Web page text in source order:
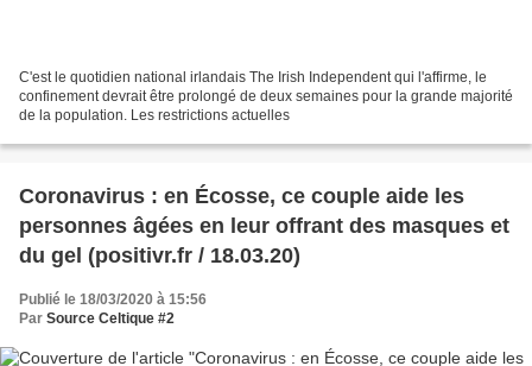
C'est le quotidien national irlandais The Irish Independent qui l'affirme, le
confinement devrait être prolongé de deux semaines pour la grande majorité
de la population. Les restrictions actuelles
Coronavirus : en Écosse, ce couple aide les
personnes âgées en leur offrant des masques et
du gel (positivr.fr / 18.03.20)
Publié le 18/03/2020 à 15:56
Par Source Celtique #2